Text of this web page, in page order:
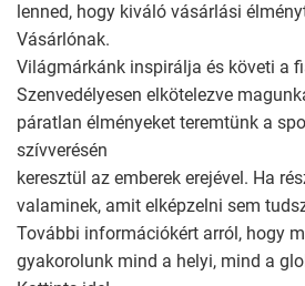
lenned, hogy kiváló vásárlási
Vásárlónak.
Világmárkánk inspirálja és követi a
Szenvedélyesen elkötelezve
páratlan élményeket teremtünk a
szívverésén
keresztül az emberek erejével. Ha
valaminek, amit elképzelni sem
További információkért arról, hogy
gyakorolunk mind a helyi, mind a